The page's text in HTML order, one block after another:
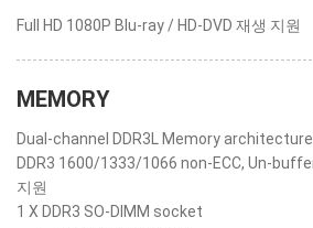
Full HD 1080P Blu-ray / HD-DVD 재생 지원
MEMORY
Dual-channel DDR3L Memory architecture
DDR3 1600/1333/1066 non-ECC, Un-
지원
1 X DDR3 SO-DIMM socket